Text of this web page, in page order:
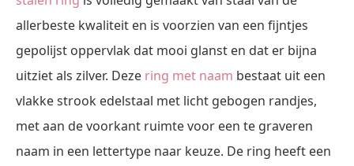
allerbeste kwaliteit en is voorzien van een fijntjes
gepolijst oppervlak dat mooi glanst en dat er bijna
uitziet als zilver. Deze ring met naam bestaat uit een
vlakke strook edelstaal met licht gebogen randjes,
met aan de voorkant ruimte voor een te graveren
naam in een lettertype naar keuze. De ring heeft een